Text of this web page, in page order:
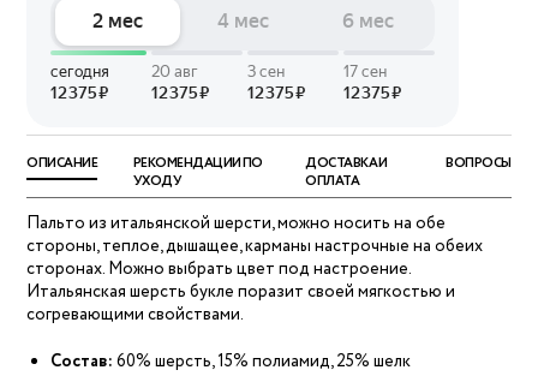
ОПИСАНИЕ
РЕКОМЕНДАЦИИ ПО
УХОДУ
ДОСТАВКА И
ОПЛАТА
ВОПРОСЫ
Пальто из итальянской шерсти, можно носить на обе
стороны, теплое, дышащее, карманы настрочные на обеих
сторонах. Можно выбрать цвет под настроение.
Итальянская шерсть букле поразит своей мягкостью и
согревающими свойствами.
Состав: 60% шерсть, 15% полиамид, 25% шелк